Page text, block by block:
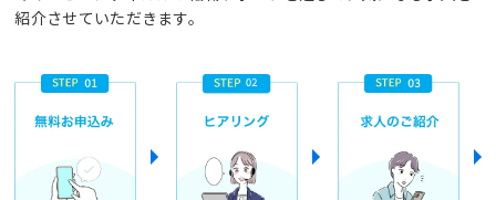
紹介させていただきます。